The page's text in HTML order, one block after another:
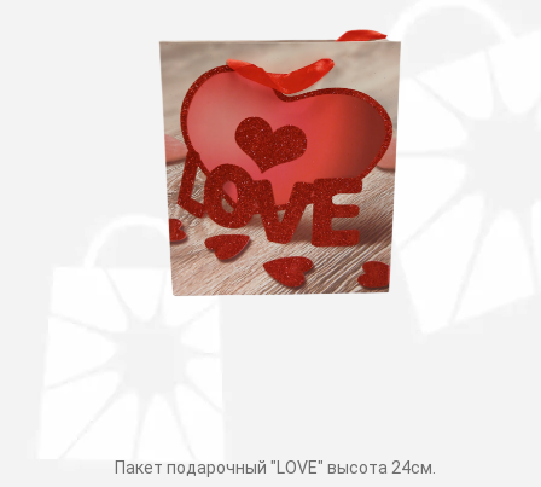
Пакет подарочный "LOVE" высота 24см.